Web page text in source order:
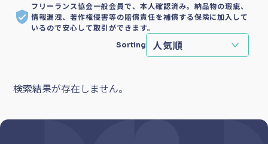
フリーランス協会一般会員で、本人確認済み。納品物の瑕疵、
情報漏洩、著作権侵害等の賠償責任を補償する保険に加入して
いるので安心して取引ができます。
Sorting
検索結果が存在しません。